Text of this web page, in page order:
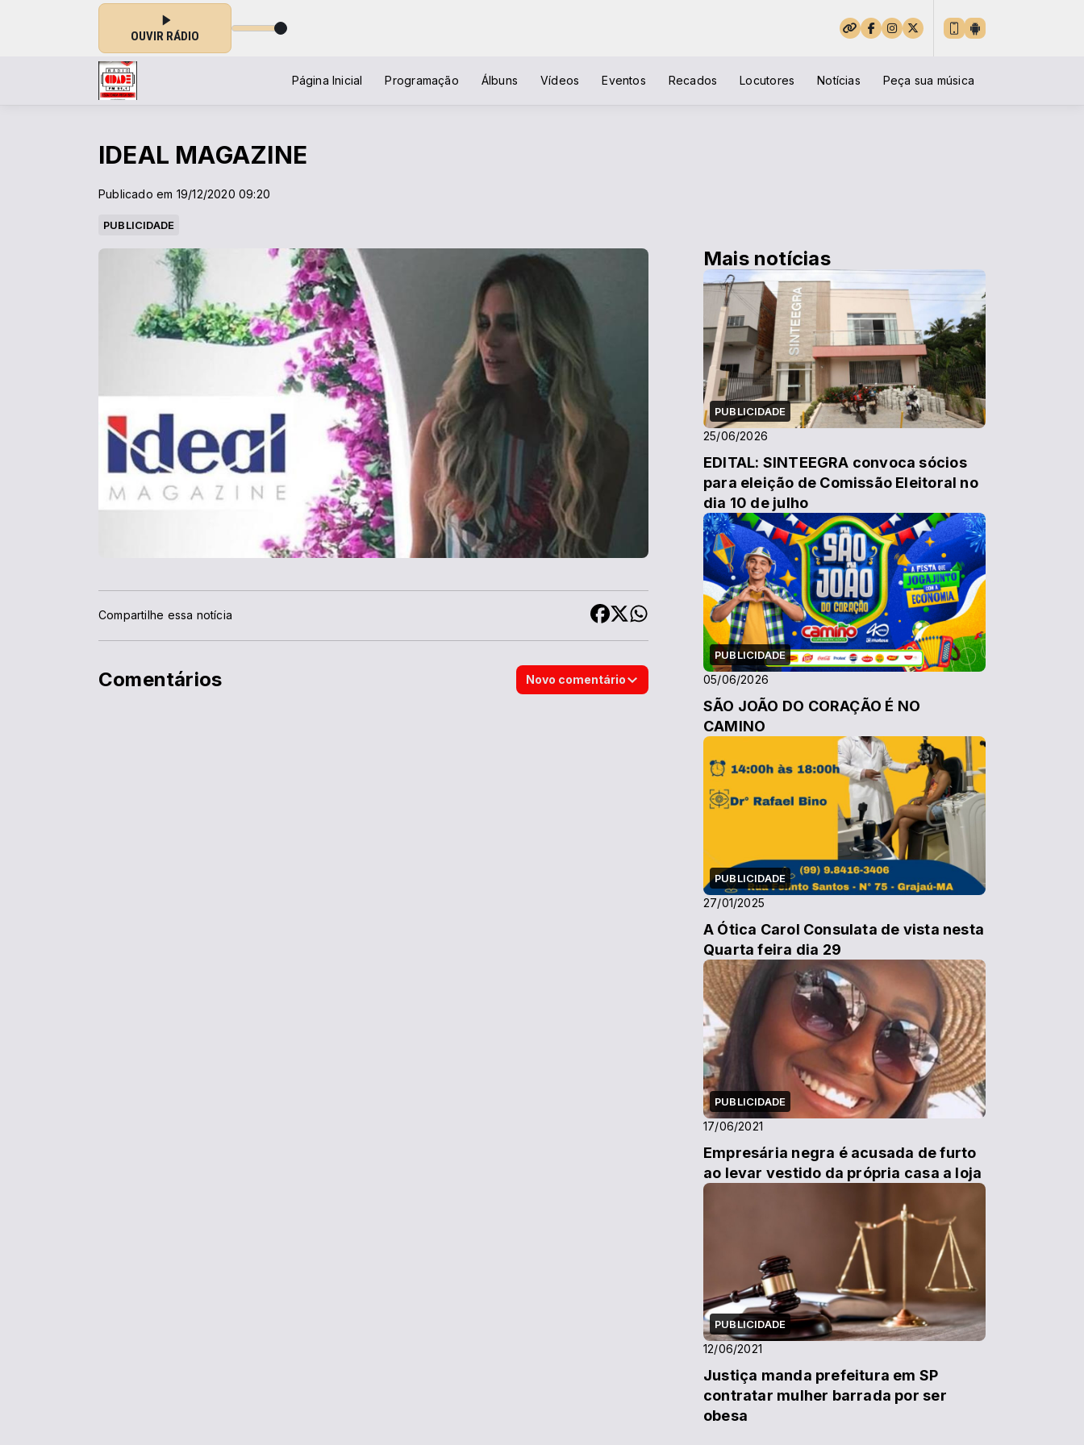
OUVIR RÁDIO
Página Inicial Programação Álbuns Vídeos Eventos Recados Locutores Notícias Peça sua música
IDEAL MAGAZINE
Publicado em 19/12/2020 09:20
PUBLICIDADE
Compartilhe essa notícia
Comentários Novo comentário
Mais notícias
PUBLICIDADE
25/06/2026
EDITAL: SINTEEGRA convoca sócios
para eleição de Comissão Eleitoral no
dia 10 de julho
PUBLICIDADE
05/06/2026
SÃO JOÃO DO CORAÇÃO É NO
CAMINO
PUBLICIDADE
27/01/2025
A Ótica Carol Consulata de vista nesta
Quarta feira dia 29
PUBLICIDADE
17/06/2021
Empresária negra é acusada de furto
ao levar vestido da própria casa a loja
PUBLICIDADE
12/06/2021
Justiça manda prefeitura em SP
contratar mulher barrada por ser
obesa